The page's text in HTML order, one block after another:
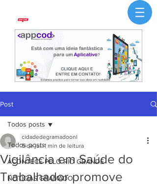
Post
Todos posts
ACONTECE PELO RIO GRANDE
NOTÍCIAS GRAMADO
Todos posts
Vigilância em Saúde do
Trabalhador promove
cidadedegramadoonl
5 de jul. 1 min de leitura